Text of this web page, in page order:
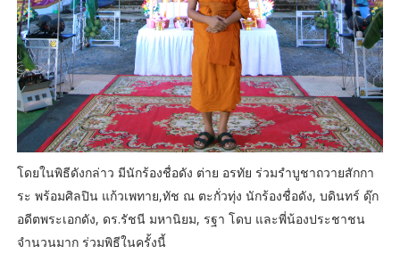
โดยในพิธีดังกล่าว มีนักร้องชื่อดัง ต่าย อรทัย ร่วมรำบูชาถวายสักกา
ระ พร้อมศิลปิน แก้วเพทาย,ทัช ณ ตะกั่วทุ่ง นักร้องชื่อดัง, บดินทร์ ดุ๊ก
อดีตพระเอกดัง, ดร.รัชนี มหานิยม, รฐา โดบ และพี่น้องประชาชน
จำนวนมาก ร่วมพิธีในครั้งนี้